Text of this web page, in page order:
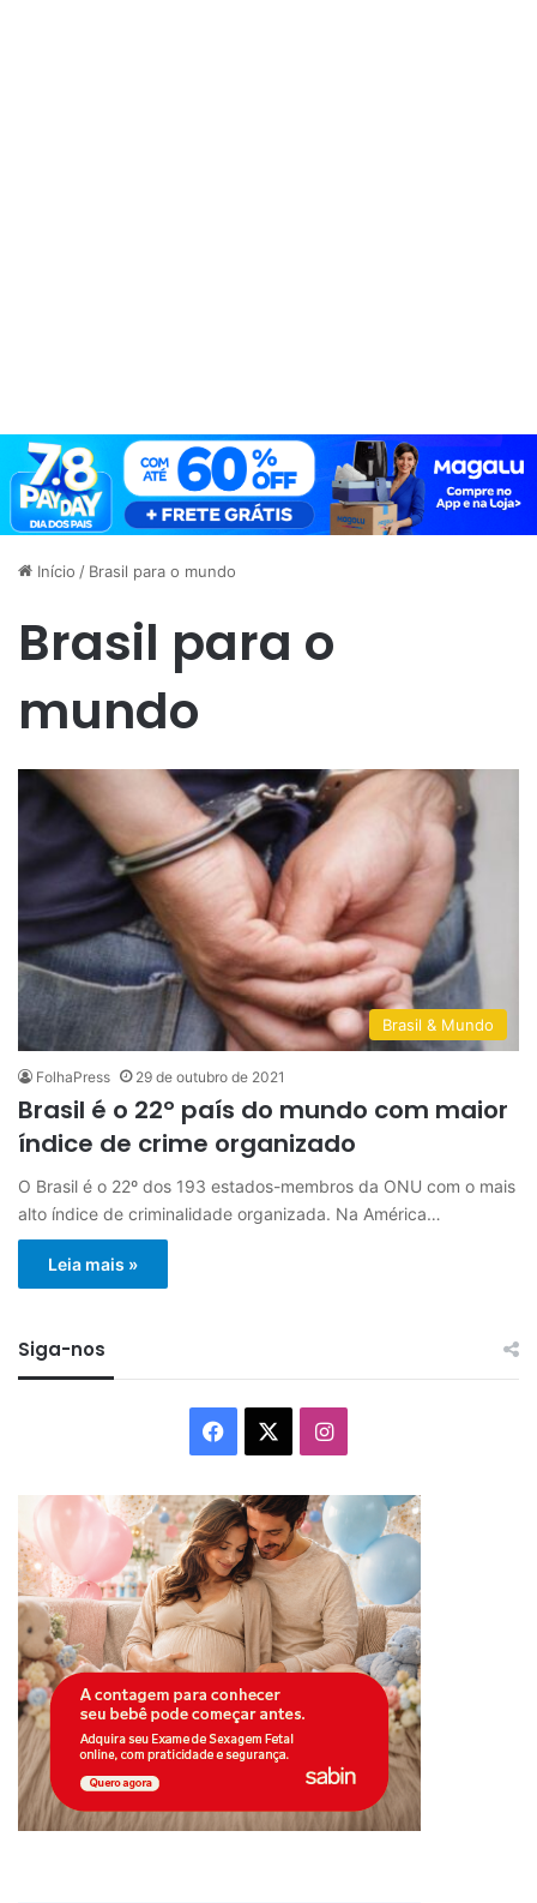
Início / Brasil para o mundo
Brasil para o
mundo
Brasil & Mundo
FolhaPress 29 de outubro de 2021
Brasil é o 22º país do mundo com maior
índice de crime organizado
O Brasil é o 22º dos 193 estados-membros da ONU com o mais
alto índice de criminalidade organizada. Na América…
Leia mais »
Siga-nos
Facebook Instagram